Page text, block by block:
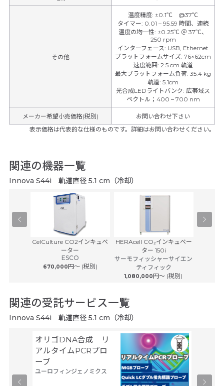
その他
温度精度: ±0.1℃ @37℃
タイマー: 0.01 – 95.59 時間、連続
温度の均一性: ±0.25℃ ＠ 37℃、
250 rpm
インターフェース: USB, Ethernet
プラットフォームサイズ:76×62cm
速度範囲: 2.5 cm 軌道
最大プラットフォーム負荷:35.4 kg
軌道:5.1cm
光合成LEDライトバンク:広帯域ス
ペクトル；400 – 700 nm
メーカー希望小売価格(税別)
お問い合わせ下さい
表示価格は代表的な仕様のものです。詳細はお問い合わせください。
関連の機器一覧
Innova S44i 軌道直径 5.1 cm（冷却）
CelCulture CO2インキュベ
ーター
ESCO
670,000円〜 (税別)
HERAcell CO₂インキュベー
ター 150i
サーモフィッシャーサイエン
ティフィック
1,080,000円〜 (税別)
関連の受託サービス一覧
Innova S44i 軌道直径 5.1 cm（冷却）
オリゴDNA合成 リ
アルタイムPCRプロ
ーブ
ユーロフィンジェノミクス
ティフ